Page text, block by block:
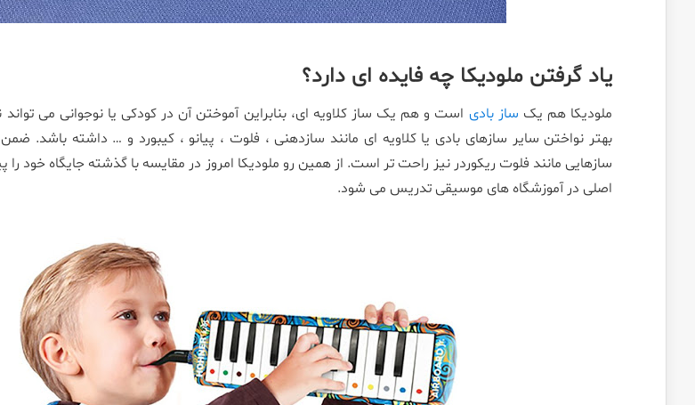
یاد گرفتن ملودیکا چه فایده ای دارد؟
ملودیکا هم یک ساز بادی است و هم یک ساز کلاویه ای، بنابراین آموختن آن در کودکی یا نوجوانی می
بهتر نواختن سایر سازهای بادی یا کلاویه ای مانند سازدهنی ، فلوت ، پیانو ، کیبورد و … داشته باشد.
سازهایی مانند فلوت ریکوردر نیز راحت تر است. از همین رو ملودیکا امروز در مقایسه با گذشته جایگاه خود را
اصلی در آموزشگاه های موسیقی تدریس می شود.